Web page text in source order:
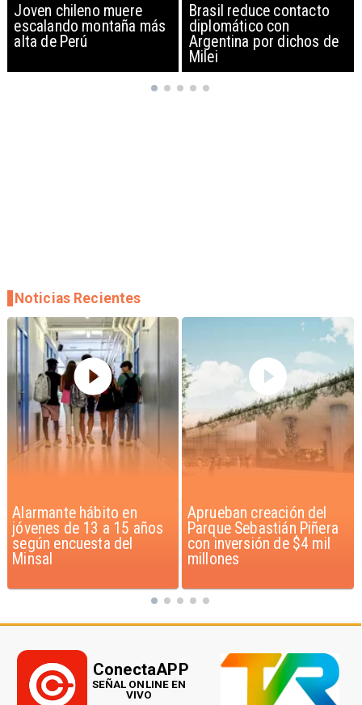
Brasil reduce contacto
diplomático con
Argentina por dichos de
China restringe
exportación de drones a
EEUU y sanciona
empresas
Aprueban creación del
Parque Sebastián Piñera
con inversión de $4 mil
millones
Claudio Bravo baja la
euforia sobre fichaje de
Vozinha
Noticias Recientes
ConectaAPP
SEÑAL ONLINE EN
VIVO